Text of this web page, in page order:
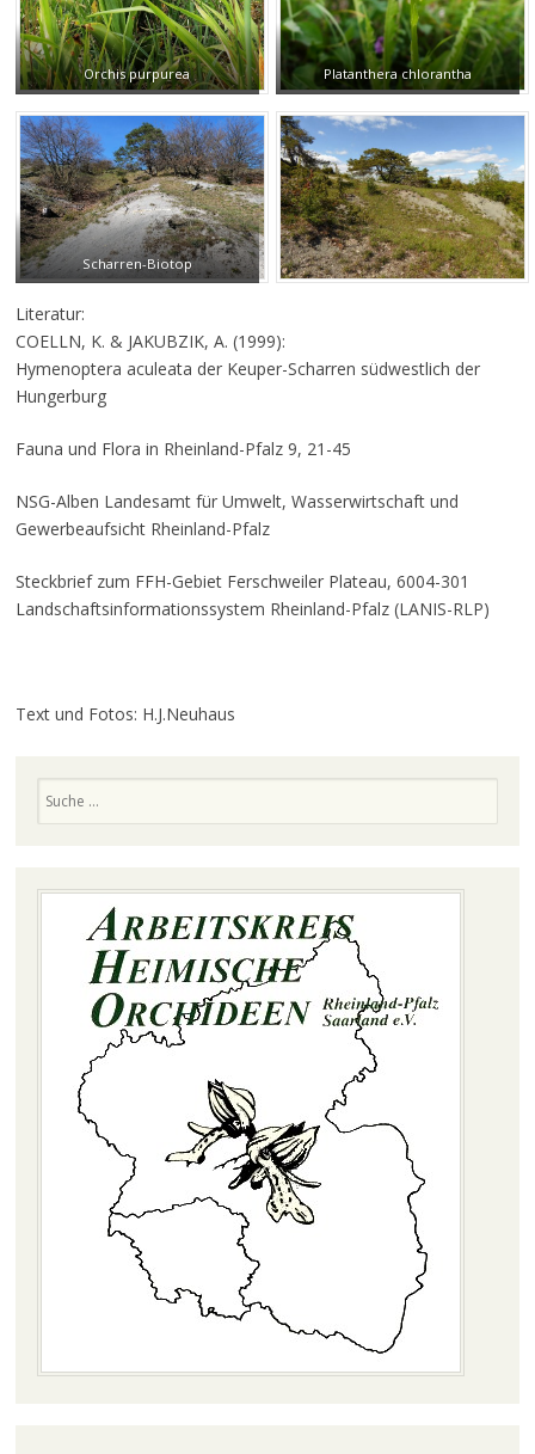
Orchis purpurea Platanthera chlorantha
Scharren-Biotop
Literatur:
COELLN, K. & JAKUBZIK, A. (1999):
Hymenoptera aculeata der Keuper-Scharren südwestlich der
Hungerburg
Fauna und Flora in Rheinland-Pfalz 9, 21-45
NSG-Alben Landesamt für Umwelt, Wasserwirtschaft und
Gewerbeaufsicht Rheinland-Pfalz
Steckbrief zum FFH-Gebiet Ferschweiler Plateau, 6004-301
Landschaftsinformationssystem Rheinland-Pfalz (LANIS-RLP)
Text und Fotos: H.J.Neuhaus